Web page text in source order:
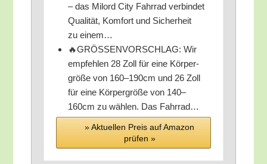
– das Mil­ord City Fahr­rad ver­bin­det
Qua­li­tät, Kom­fort und Sicher­heit
zu einem…
🔥GRÖSSENVORSCHLAG: Wir
emp­feh­len 28 Zoll für eine Kör­per­
grö­ße von 160–190cm und 26 Zoll
für eine Kör­per­grö­ße von 140–
160cm zu wäh­len. Das Fahrrad…
» Aktu­el­len Preis auf Ama­zon
prü­fen »